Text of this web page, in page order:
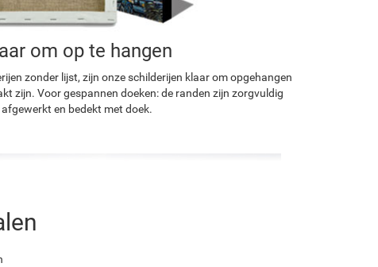
om op te hangen
zonder lijst, zijn onze schilderijen klaar om opgehangen
zijn. Voor gespannen doeken: de randen zijn zorgvuldig
afgewerkt en bedekt met doek.